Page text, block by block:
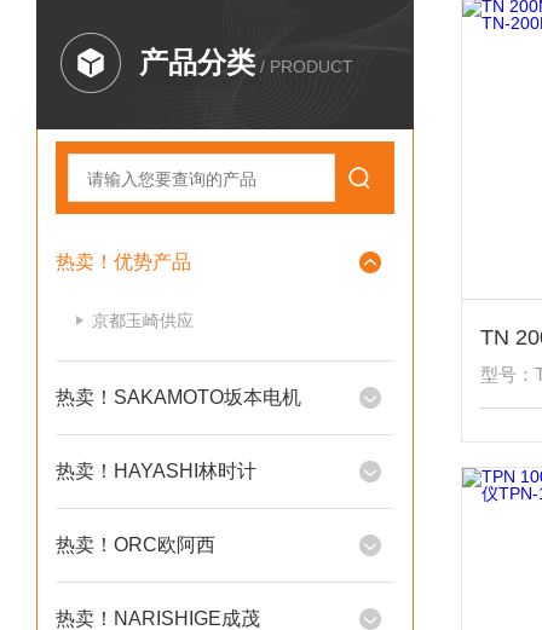
产品分类 / PRODUCT
热卖！优势产品
京都玉崎供应
热卖！SAKAMOTO坂本电机
热卖！HAYASHI林时计
热卖！ORC欧阿西
热卖！NARISHIGE成茂
型号：